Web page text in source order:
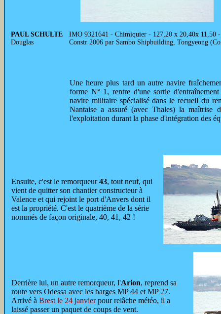
PAUL SCHULTE
Douglas
IMO 9321641 - Chimiquier - 127,20 x 20,40x
Constr 2006 par Sambo Shipbuilding, Tongyeong
Une heure plus tard un autre navire
forme N° 1, rentre d'une sortie
navire militaire spécialisé dans le recueil du
Nantaise a assuré (avec Thales) la
l'exploitation durant la phase d'intégration des
Ensuite, c'est le remorqueur43, tout neuf, qui
vient de quitter son chantier constructeur à
Valence et qui rejoint le port d'Anvers dont il
est la propriété. C'est le quatrième de la série
nommés de façon originale, 40, 41, 42 !
Derrière lui, un autre remorqueur, l'Arion, reprend sa
route vers Odessa avec les barges MP 44 et MP 27.
Arrivé à Brest le 24 janvierpour relâche météo, il a
laissé passer un paquet de coups de vent.